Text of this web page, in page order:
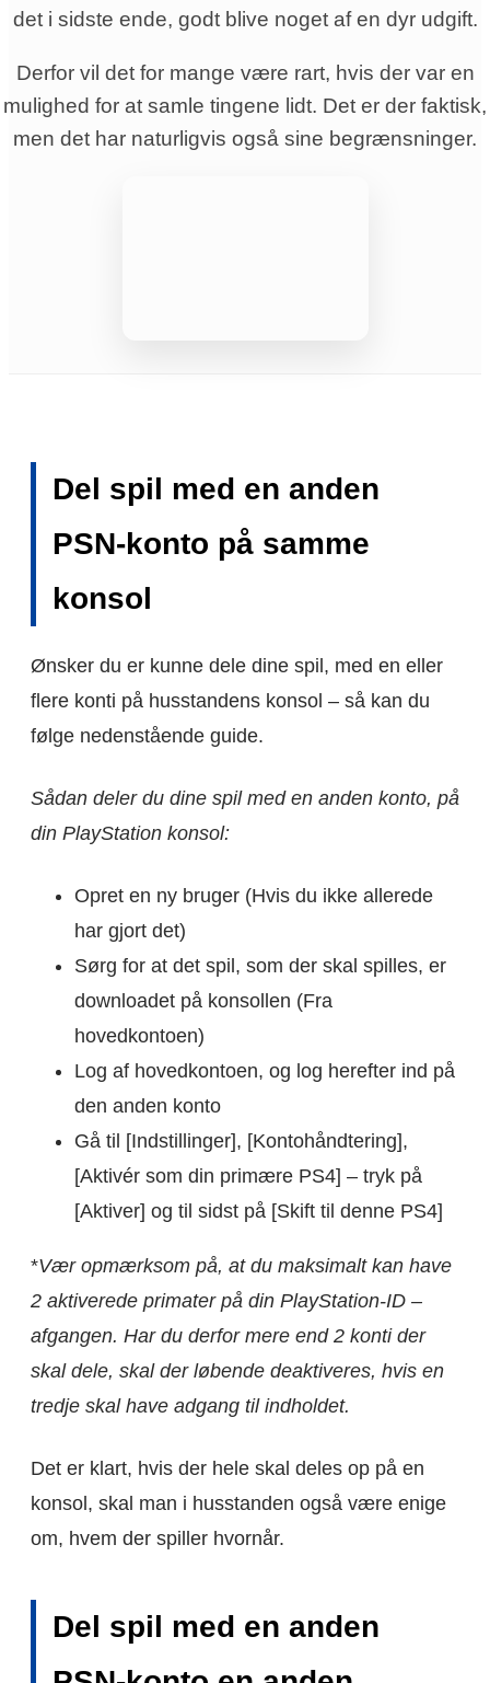
det i sidste ende, godt blive noget af en dyr udgift.
Derfor vil det for mange være rart, hvis der var en
mulighed for at samle tingene lidt. Det er der faktisk,
men det har naturligvis også sine begrænsninger.
Del spil med en anden
PSN-konto på samme
konsol
Ønsker du er kunne dele dine spil, med en eller
flere konti på husstandens konsol – så kan du
følge nedenstående guide.
Sådan deler du dine spil med en anden konto, på
din PlayStation konsol:
Opret en ny bruger (Hvis du ikke allerede
har gjort det)
Sørg for at det spil, som der skal spilles, er
downloadet på konsollen (Fra
hovedkontoen)
Log af hovedkontoen, og log herefter ind på
den anden konto
Gå til [Indstillinger], [Kontohåndtering],
[Aktivér som din primære PS4] – tryk på
[Aktiver] og til sidst på [Skift til denne PS4]
*Vær opmærksom på, at du maksimalt kan have
2 aktiverede primater på din PlayStation-ID –
afgangen. Har du derfor mere end 2 konti der
skal dele, skal der løbende deaktiveres, hvis en
tredje skal have adgang til indholdet.
Det er klart, hvis der hele skal deles op på en
konsol, skal man i husstanden også være enige
om, hvem der spiller hvornår.
Del spil med en anden